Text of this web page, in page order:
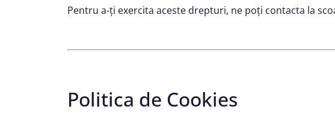
Pentru a-ți exercita aceste drepturi, ne poți contacta la
Politica de Cookies